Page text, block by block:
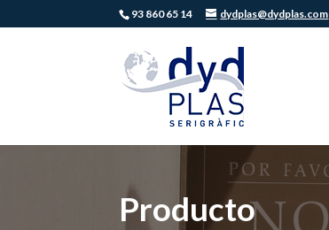
93 860 65 14 dydplas@dydplas.com
Producto